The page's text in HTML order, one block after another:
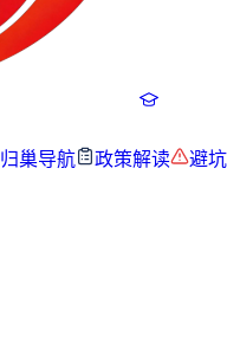
归巢导航 政策解读
避坑